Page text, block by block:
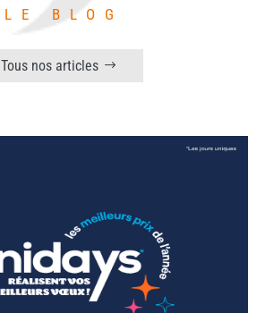
LE BLOG
Tous nos articles